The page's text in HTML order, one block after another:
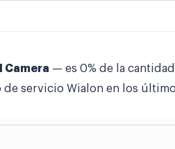
Camera — es 0% de la
servicio Wialon en los